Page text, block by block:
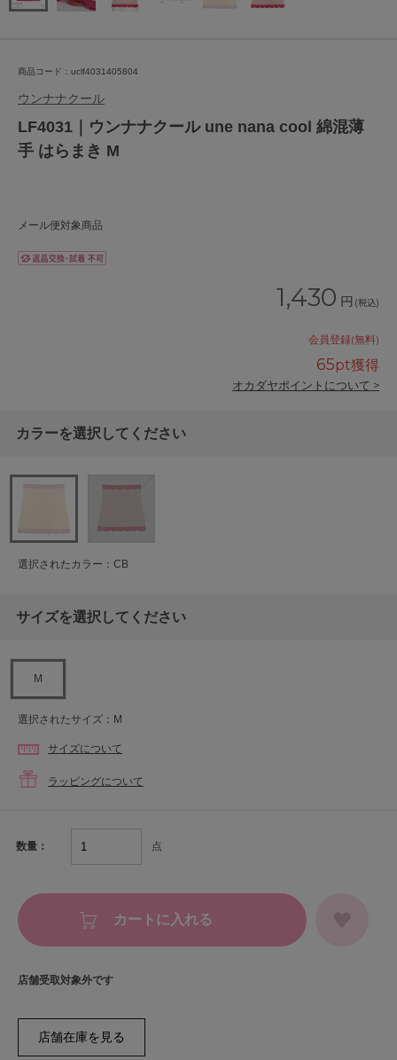
商品コード：uclf4031405804
ウンナナクール
LF4031｜ウンナナクール une nana cool 綿混薄
手 はらまき M
メール便対象商品
1,430 円 (税込)
会員登録(無料)
65pt獲得
オカダヤポイントについて >
カラーを選択してください
選択されたカラー：CB
サイズを選択してください
M
選択されたサイズ：M
サイズについて
ラッピングについて
数量： 点
カートに入れる
店舗受取対象外です